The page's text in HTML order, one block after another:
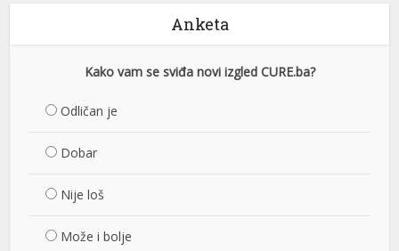
Anketa
Kako vam se sviđa novi izgled CURE.ba?
Odličan je
Dobar
Nije loš
Može i bolje